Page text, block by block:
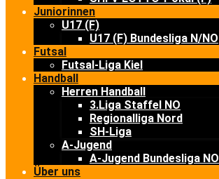
Juniorinnen
U17 (F)
U17 (F) Bundesliga N/NO
Futsal
Futsal-Liga Kiel
Handball
Herren Handball
3.Liga Staffel NO
Regionalliga Nord
SH-Liga
A-Jugend
A-Jugend Bundesliga NO
Über uns